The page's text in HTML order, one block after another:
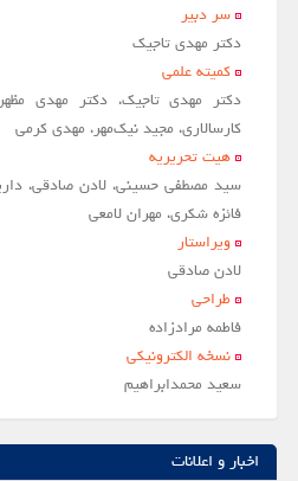
مقالات سال 1404
آرشیو
شماره جاری
جستجو پیشرفته
راهنمای نویسندگان
نحوه ارسال مقاله
اطلاعات نشریه
درباره نشریه
اخبار و اعلانات
پیوندهای مفید
سر دبير
دکتر مهدی تاجیک
کمیته علمی
دکتر مهدی تاجیک، دکتر مهدی
کارسالاری، مجید نیک‌مهر، مهدی کرمی
هیت تحریریه
سید مصطفی حسینی، لادن صادقی،
فائزه شکری، مهران لامعی
ویراستار
لادن صادقي
طراحی
فاطمه مرادزاده
نسخه الکترونیکی
سعيد محمدابراهيم
اخبار و اعلانات